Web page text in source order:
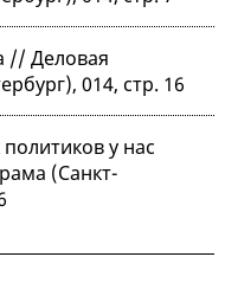
// Деловая
014, стр. 16
у нас
(Санкт-